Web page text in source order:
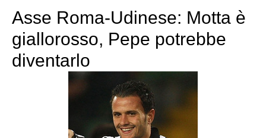
Asse Roma-Udinese: Motta è
giallorosso, Pepe potrebbe
diventarlo